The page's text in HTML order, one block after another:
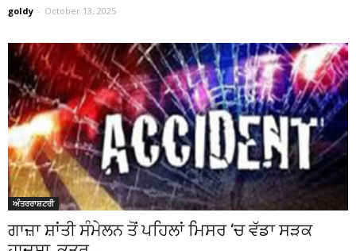
goldy - October 13, 2025
ਅੰਤਰਰਾਸ਼ਟਰੀ
ਗਾਜ਼ਾ ਸ਼ਾਂਤੀ ਸੰਮੇਲਨ ਤੋਂ ਪਹਿਲਾਂ ਮਿਸਰ ‘ਚ ਵੱਡਾ ਸੜਕ